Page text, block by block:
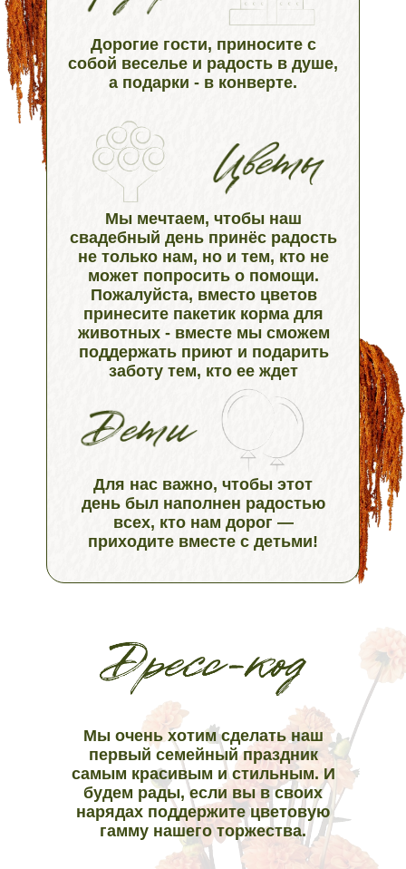
Дорогие гости, приносите с
собой веселье и радость в душе,
а подарки - в конверте.
Мы мечтаем, чтобы наш
свадебный день принёс радость
не только нам, но и тем, кто не
может попросить о помощи.
Пожалуйста, вместо цветов
принесите пакетик корма для
животных - вместе мы сможем
поддержать приют и подарить
заботу тем, кто ее ждет
Для нас важно, чтобы этот
день был наполнен радостью
всех, кто нам дорог —
приходите вместе с детьми!
Мы очень хотим сделать наш
первый семейный праздник
самым красивым и стильным. И
будем рады, если вы в своих
нарядах поддержите цветовую
гамму нашего торжества.